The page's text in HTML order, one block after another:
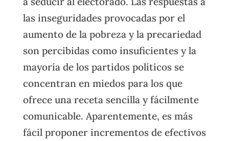
las inseguridades provocadas por el
aumento de la pobreza y la precariedad
son percibidas como insuficientes y la
mayoría de los partidos políticos se
concentran en miedos para los que
ofrece una receta sencilla y fácilmente
comunicable. Aparentemente, es más
fácil proponer incrementos de efectivos